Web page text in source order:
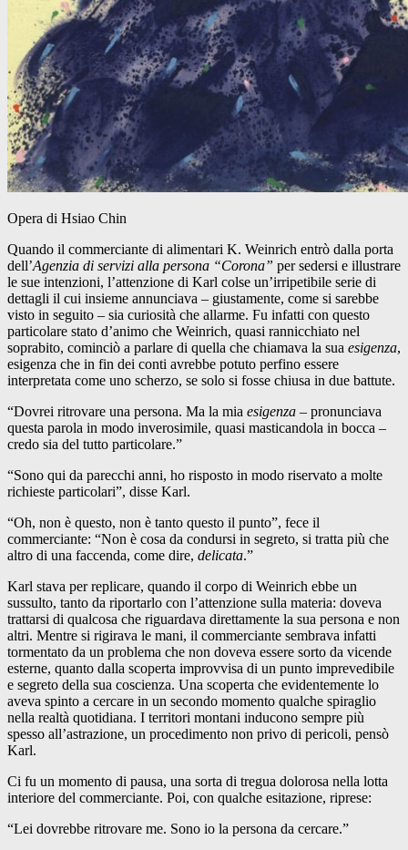
Opera di Hsiao Chin
Quando il commerciante di alimentari K. Weinrich entrò dalla porta
dell’Agenzia di servizi alla persona “Corona” per sedersi e illustrare
le sue intenzioni, l’attenzione di Karl colse un’irripetibile serie di
dettagli il cui insieme annunciava – giustamente, come si sarebbe
visto in seguito – sia curiosità che allarme. Fu infatti con questo
particolare stato d’animo che Weinrich, quasi rannicchiato nel
soprabito, cominciò a parlare di quella che chiamava la sua esigenza,
esigenza che in fin dei conti avrebbe potuto perfino essere
interpretata come uno scherzo, se solo si fosse chiusa in due battute.
“Dovrei ritrovare una persona. Ma la mia esigenza – pronunciava
questa parola in modo inverosimile, quasi masticandola in bocca –
credo sia del tutto particolare.”
“Sono qui da parecchi anni, ho risposto in modo riservato a molte
richieste particolari”, disse Karl.
“Oh, non è questo, non è tanto questo il punto”, fece il
commerciante: “Non è cosa da condursi in segreto, si tratta più che
altro di una faccenda, come dire, delicata.”
Karl stava per replicare, quando il corpo di Weinrich ebbe un
sussulto, tanto da riportarlo con l’attenzione sulla materia: doveva
trattarsi di qualcosa che riguardava direttamente la sua persona e non
altri. Mentre si rigirava le mani, il commerciante sembrava infatti
tormentato da un problema che non doveva essere sorto da vicende
esterne, quanto dalla scoperta improvvisa di un punto imprevedibile
e segreto della sua coscienza. Una scoperta che evidentemente lo
aveva spinto a cercare in un secondo momento qualche spiraglio
nella realtà quotidiana. I territori montani inducono sempre più
spesso all’astrazione, un procedimento non privo di pericoli, pensò
Karl.
Ci fu un momento di pausa, una sorta di tregua dolorosa nella lotta
interiore del commerciante. Poi, con qualche esitazione, riprese:
“Lei dovrebbe ritrovare me. Sono io la persona da cercare.”